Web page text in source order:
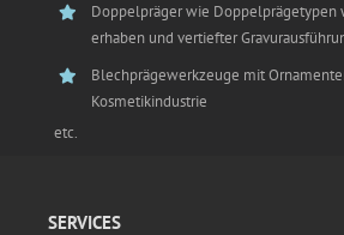
Doppelpräger wie Doppelprägetypen
erhaben und vertiefter
Blechprägewerkzeuge mit
Kosmetikindustrie
etc.
SERVICES